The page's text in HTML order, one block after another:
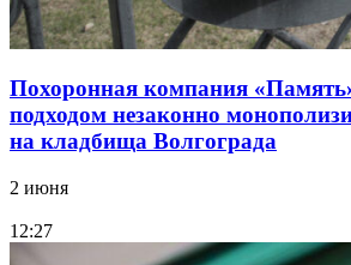
Похоронная компания
подходом незаконно
на кладбища Волгограда
2 июня
12:27